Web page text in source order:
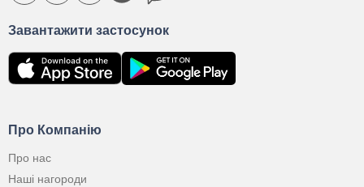
Про Компанію
Про нас
Наші нагороди
Завантажити застосунок